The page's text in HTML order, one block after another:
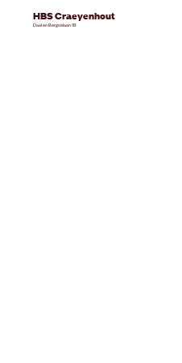
HBS Craeyenhout
Daal en Bergselaan 1B